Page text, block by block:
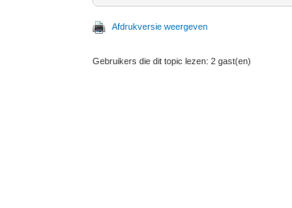
Afdrukversie weergeven
Gebruikers die dit topic lezen: 2 gast(en)